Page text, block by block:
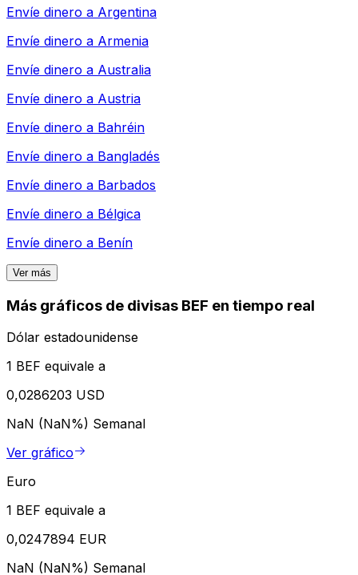
Envíe dinero a Argentina
Envíe dinero a Armenia
Envíe dinero a Australia
Envíe dinero a Austria
Envíe dinero a Bahréin
Envíe dinero a Bangladés
Envíe dinero a Barbados
Envíe dinero a Bélgica
Envíe dinero a Benín
Ver más
Más gráficos de divisas BEF en tiempo real
Dólar estadounidense
1 BEF equivale a
0,0286203 USD
NaN (NaN%) Semanal
Ver gráfico
Euro
1 BEF equivale a
0,0247894 EUR
NaN (NaN%) Semanal